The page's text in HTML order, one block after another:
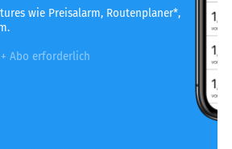
wie Preisalarm, Routenplaner*,
Abo erforderlich